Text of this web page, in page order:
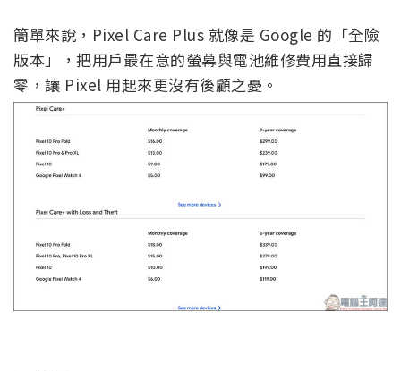
簡單來說，Pixel Care Plus 就像是 Google 的「全險
版本」，把用戶最在意的螢幕與電池維修費用直接歸
零，讓 Pixel 用起來更沒有後顧之憂。